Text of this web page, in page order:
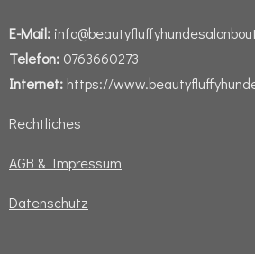
E-Mail:
Telefon: 0763660273
Internet: https://
Rechtliches
AGB & Impressum
Datenschutz